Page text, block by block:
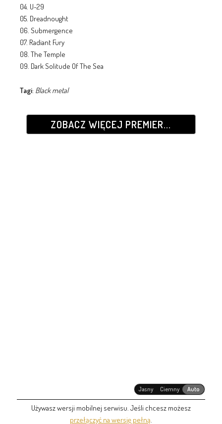
04. U-29
05. Dreadnought
06. Submergence
07. Radiant Fury
08. The Temple
09. Dark Solitude Of The Sea
Tagi: Black metal
ZOBACZ WIĘCEJ PREMIER...
Jasny Ciemny Auto
Używasz wersji mobilnej serwisu. Jeśli chcesz możesz
przełączyć na wersję pełną